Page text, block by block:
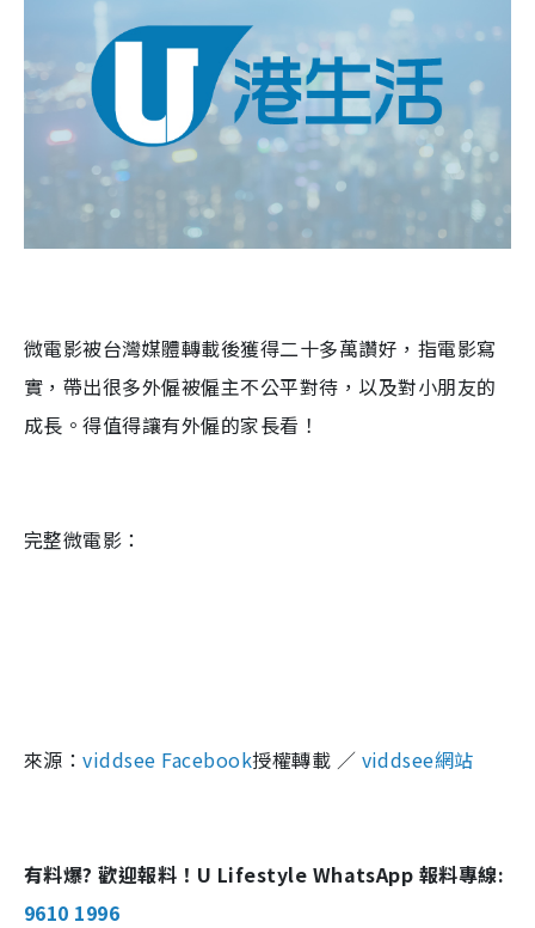
微電影被台灣媒體轉載後獲得二十多萬讚好，指電影寫
實，帶出很多外僱被僱主不公平對待，以及對小朋友的
成長。得值得讓有外僱的家長看！
完整微電影：
來源：viddsee Facebook授權轉載 ／ viddsee網站
有料爆? 歡迎報料！U Lifestyle WhatsApp 報料專線:
9610 1996